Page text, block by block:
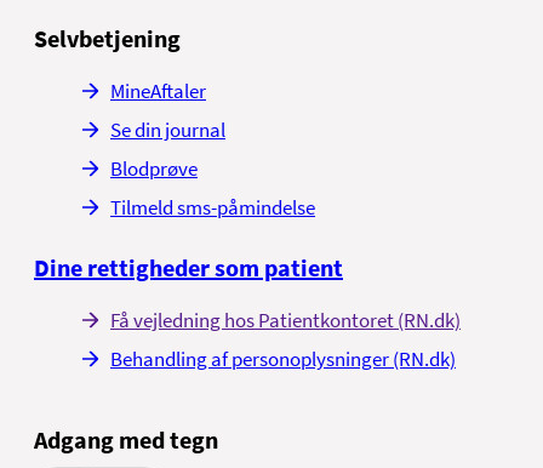
Selvbetjening
MineAftaler
Se din journal
Blodprøve
Tilmeld sms-påmindelse
Dine rettigheder som patient
Få vejledning hos Patientkontoret (RN.dk)
Behandling af personoplysninger (RN.dk)
Adgang med tegn